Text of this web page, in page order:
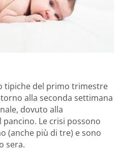
tipiche del primo trimestre
alla seconda settimana
dovuto alla
Le crisi possono
(anche più di tre) e sono
sera.